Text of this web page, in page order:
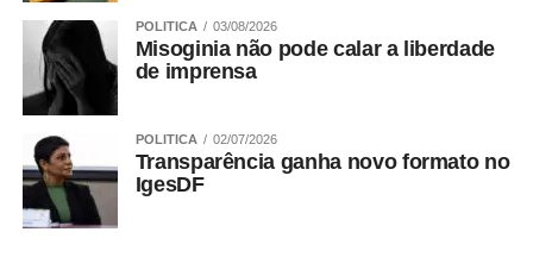
15. Quadra 14 do Setor Oeste, na lateral da parada,
em frente ao posto de gasolina.
POLITICA 03/08/2026
Misoginia não pode calar a liberdade
de imprensa
POLITICA 02/07/2026
Transparência ganha novo formato no
IgesDF